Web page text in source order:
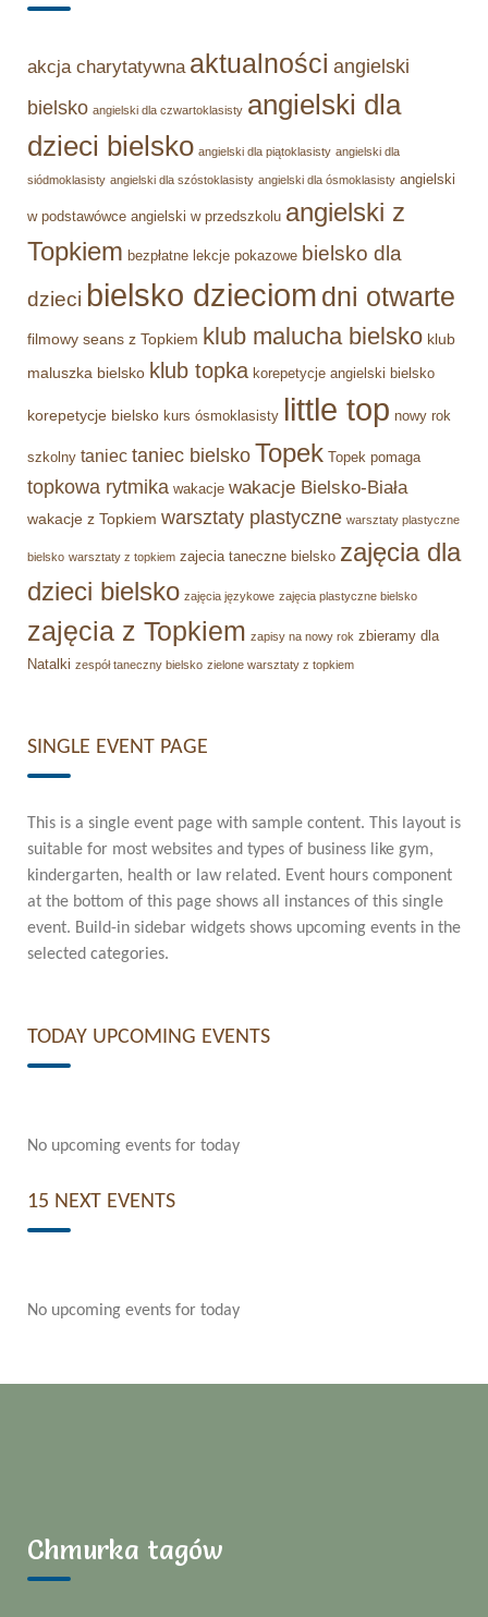
akcja charytatywna aktualności angielski
bielsko angielski dla czwartoklasisty angielski dla
dzieci bielsko angielski dla piątoklasisty angielski dla
siódmoklasisty angielski dla szóstoklasisty angielski dla ósmoklasisty angielski
w podstawówce angielski w przedszkolu angielski z
Topkiem bezpłatne lekcje pokazowe bielsko dla
dzieci bielsko dzieciom dni otwarte
filmowy seans z Topkiem klub malucha bielsko klub
maluszka bielsko klub topka korepetycje angielski bielsko
korepetycje bielsko kurs ósmoklasisty little top nowy rok
szkolny taniec taniec bielsko Topek Topek pomaga
topkowa rytmika wakacje wakacje Bielsko-Biała
wakacje z Topkiem warsztaty plastyczne warsztaty plastyczne
bielsko warsztaty z topkiem zajecia taneczne bielsko zajęcia dla
dzieci bielsko zajęcia językowe zajęcia plastyczne bielsko
zajęcia z Topkiem zapisy na nowy rok zbieramy dla
Natalki zespół taneczny bielsko zielone warsztaty z topkiem
SINGLE EVENT PAGE
This is a single event page with sample content. This layout is
suitable for most websites and types of business like gym,
kindergarten, health or law related. Event hours component
at the bottom of this page shows all instances of this single
event. Build-in sidebar widgets shows upcoming events in the
selected categories.
TODAY UPCOMING EVENTS
No upcoming events for today
15 NEXT EVENTS
No upcoming events for today
Chmurka tagów